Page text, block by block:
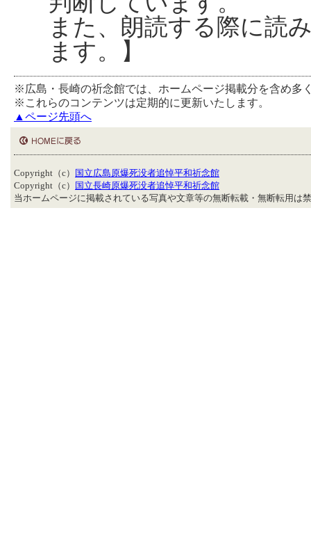
また、朗読する際に読
ます。】
※広島・長崎の祈念館では、ホームページ掲載分を含め多
※これらのコンテンツは定期的に更新いたします。
▲ページ先頭へ
Copyright（c）
国立広島原爆死没者追悼平和祈念館
Copyright（c）
国立長崎原爆死没者追悼平和祈念館
当ホームページに掲載されている写真や文章等の無断転載・無断転用は